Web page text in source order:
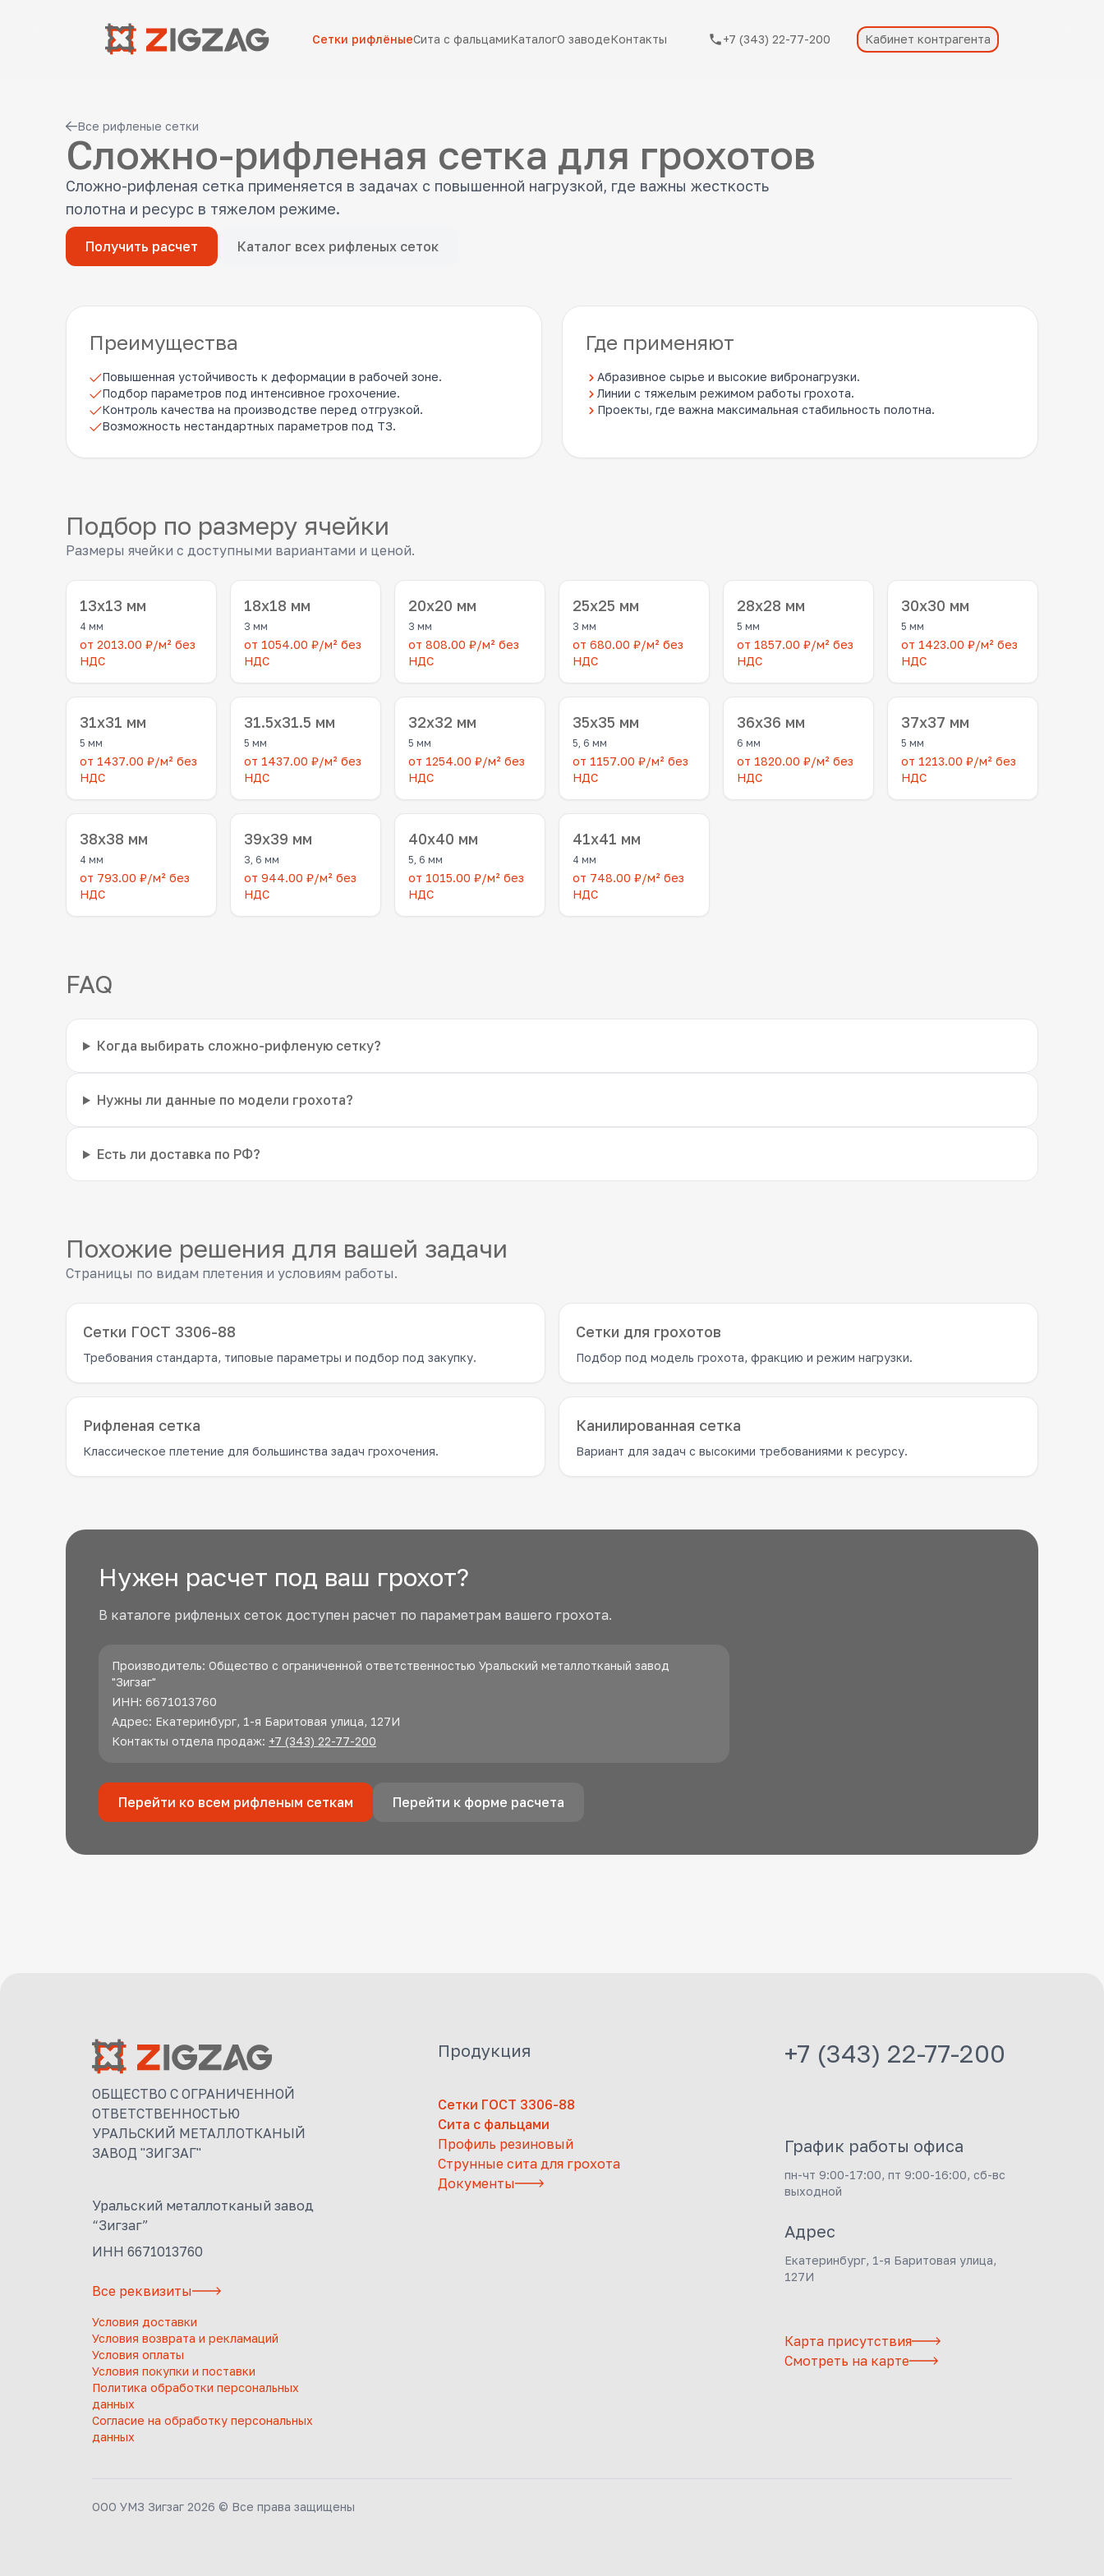
Сетки рифлёныеСита с фальцамиКаталогО заводеКонтакты +7 (343) 22-77-200 Кабинет контрагента
Все рифленые сетки
Сложно-рифленая сетка для грохотов
Сложно-рифленая сетка применяется в задачах с повышенной нагрузкой, где важны жесткость
полотна и ресурс в тяжелом режиме.
Получить расчет Каталог всех рифленых сеток
Преимущества
Повышенная устойчивость к деформации в рабочей зоне.
Подбор параметров под интенсивное грохочение.
Контроль качества на производстве перед отгрузкой.
Возможность нестандартных параметров под ТЗ.
Где применяют
Абразивное сырье и высокие вибронагрузки.
Линии с тяжелым режимом работы грохота.
Проекты, где важна максимальная стабильность полотна.
Подбор по размеру ячейки
Размеры ячейки с доступными вариантами и ценой.
13x13 мм
4 мм
от 2013.00 ₽/м² без
НДС
18x18 мм
3 мм
от 1054.00 ₽/м² без
НДС
20x20 мм
3 мм
от 808.00 ₽/м² без
НДС
25x25 мм
3 мм
от 680.00 ₽/м² без
НДС
28x28 мм
5 мм
от 1857.00 ₽/м² без
НДС
30x30 мм
5 мм
от 1423.00 ₽/м² без
НДС
31x31 мм
5 мм
от 1437.00 ₽/м² без
НДС
31.5x31.5 мм
5 мм
от 1437.00 ₽/м² без
НДС
32x32 мм
5 мм
от 1254.00 ₽/м² без
НДС
35x35 мм
5, 6 мм
от 1157.00 ₽/м² без
НДС
36x36 мм
6 мм
от 1820.00 ₽/м² без
НДС
37x37 мм
5 мм
от 1213.00 ₽/м² без
НДС
38x38 мм
4 мм
от 793.00 ₽/м² без
НДС
39x39 мм
3, 6 мм
от 944.00 ₽/м² без
НДС
40x40 мм
5, 6 мм
от 1015.00 ₽/м² без
НДС
41x41 мм
4 мм
от 748.00 ₽/м² без
НДС
FAQ
Когда выбирать сложно-рифленую сетку?
Нужны ли данные по модели грохота?
Есть ли доставка по РФ?
Похожие решения для вашей задачи
Страницы по видам плетения и условиям работы.
Сетки ГОСТ 3306-88
Требования стандарта, типовые параметры и подбор под закупку.
Сетки для грохотов
Подбор под модель грохота, фракцию и режим нагрузки.
Рифленая сетка
Классическое плетение для большинства задач грохочения.
Канилированная сетка
Вариант для задач с высокими требованиями к ресурсу.
Нужен расчет под ваш грохот?
В каталоге рифленых сеток доступен расчет по параметрам вашего грохота.
Производитель: Общество с ограниченной ответственностью Уральский металлотканый завод
"Зигзаг"
ИНН: 6671013760
Адрес: Екатеринбург, 1-я Баритовая улица, 127И
Контакты отдела продаж: +7 (343) 22-77-200
Перейти ко всем рифленым сеткам Перейти к форме расчета
ОБЩЕСТВО С ОГРАНИЧЕННОЙ
ОТВЕТСТВЕННОСТЬЮ
УРАЛЬСКИЙ МЕТАЛЛОТКАНЫЙ
ЗАВОД "ЗИГЗАГ"
Уральский металлотканый завод
“Зигзаг”
ИНН 6671013760
Все реквизиты
Условия доставки
Условия возврата и рекламаций
Условия оплаты
Условия покупки и поставки
Политика обработки персональных
данных
Согласие на обработку персональных
данных
Продукция
Сетки ГОСТ 3306-88
Сита с фальцами
Профиль резиновый
Струнные сита для грохота
Документы
+7 (343) 22-77-200
График работы офиса
пн-чт 9:00-17:00, пт 9:00-16:00, сб-вс
выходной
Адрес
Екатеринбург, 1-я Баритовая улица,
127И
Карта присутствия
Смотреть на карте
ООО УМЗ Зигзаг 2026 © Все права защищены